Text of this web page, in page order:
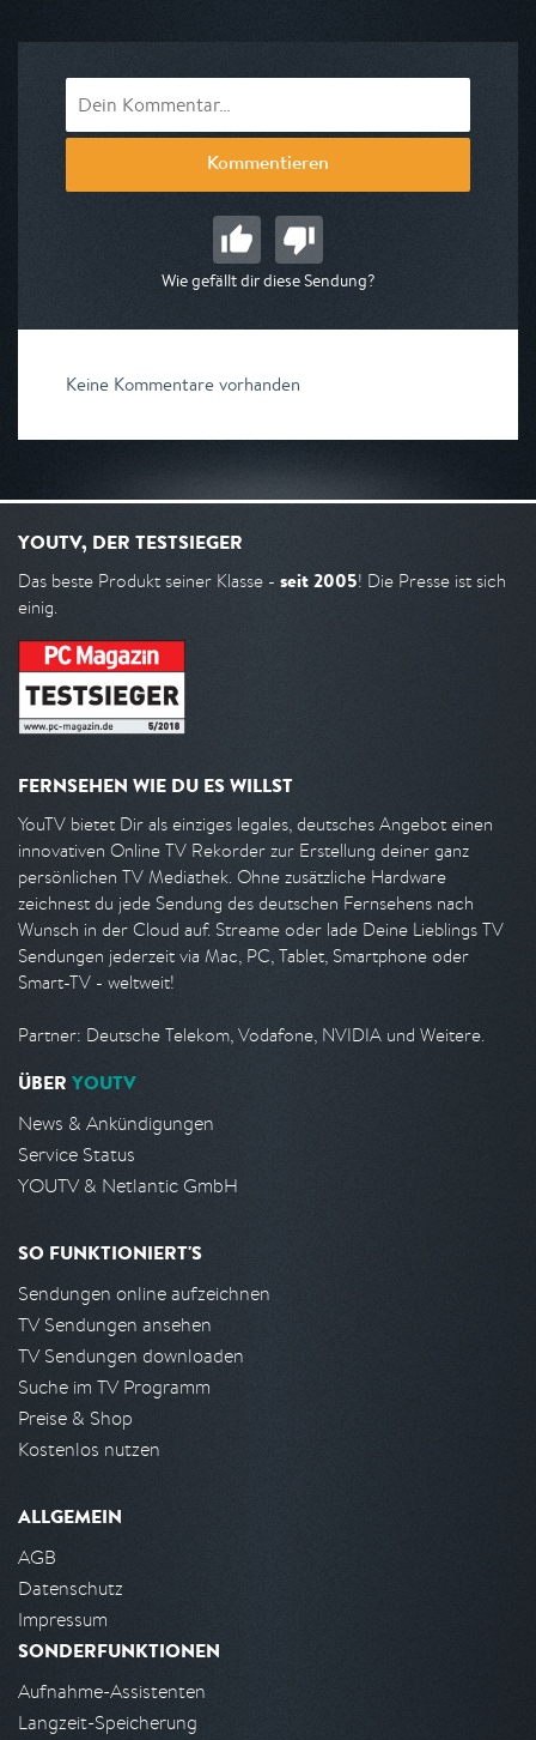
Kommentieren
Wie gefällt dir diese Sendung?
Keine Kommentare vorhanden
YOUTV, DER TESTSIEGER
Das beste Produkt seiner Klasse - seit 2005! Die Presse ist sich
einig.
FERNSEHEN WIE DU ES WILLST
YouTV bietet Dir als einziges legales, deutsches Angebot einen
innovativen Online TV Rekorder zur Erstellung deiner ganz
persönlichen TV Mediathek. Ohne zusätzliche Hardware
zeichnest du jede Sendung des deutschen Fernsehens nach
Wunsch in der Cloud auf. Streame oder lade Deine Lieblings TV
Sendungen jederzeit via Mac, PC, Tablet, Smartphone oder
Smart-TV - weltweit!
Partner: Deutsche Telekom, Vodafone, NVIDIA und Weitere.
ÜBER YOUTV
News & Ankündigungen
Service Status
YOUTV & Netlantic GmbH
SO FUNKTIONIERT'S
Sendungen online aufzeichnen
TV Sendungen ansehen
TV Sendungen downloaden
Suche im TV Programm
Preise & Shop
Kostenlos nutzen
ALLGEMEIN
AGB
Datenschutz
Impressum
SONDERFUNKTIONEN
Aufnahme-Assistenten
Langzeit-Speicherung